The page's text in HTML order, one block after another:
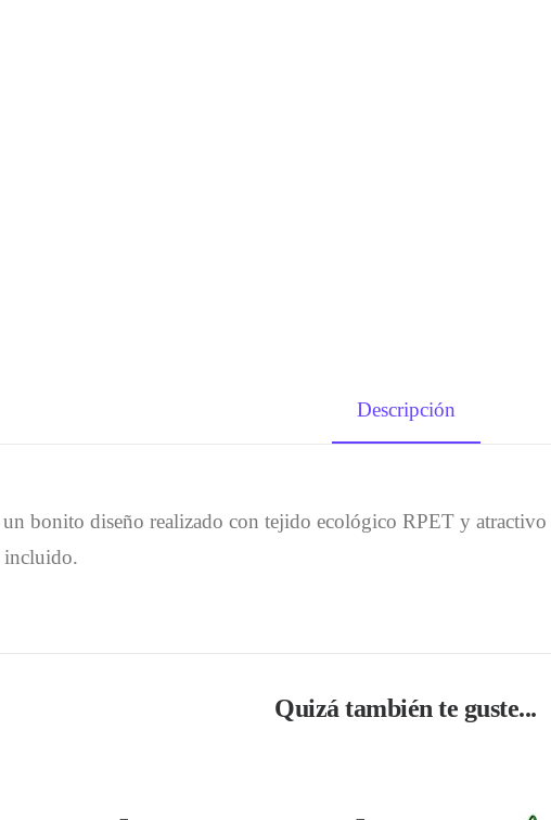
Descripción
bonito diseño realizado con tejido ecológico RPET y
incluido.
Quizá también te guste...